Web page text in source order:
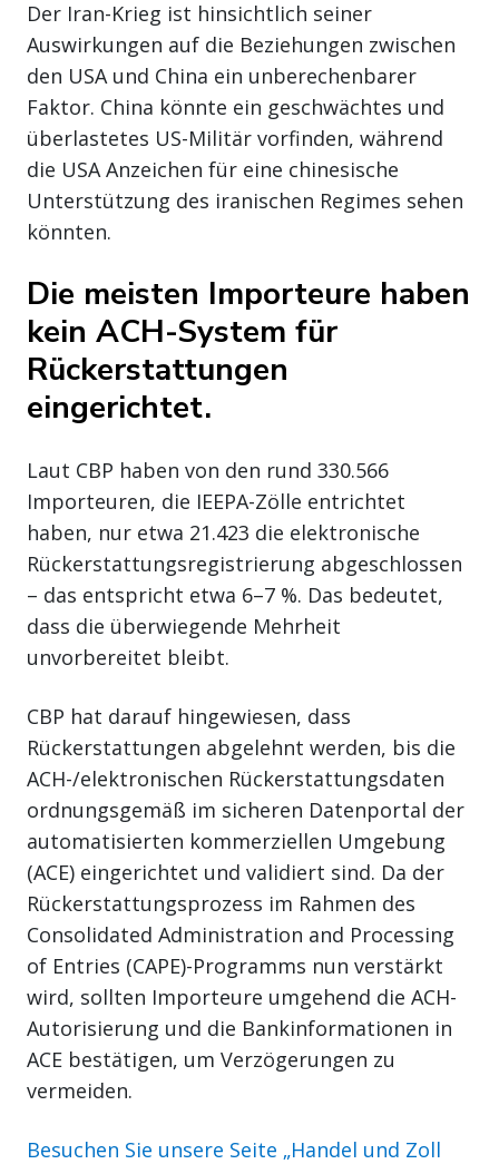
Der Iran-Krieg ist hinsichtlich seiner
Auswirkungen auf die Beziehungen zwischen
den USA und China ein unberechenbarer
Faktor. China könnte ein geschwächtes und
überlastetes US-Militär vorfinden, während
die USA Anzeichen für eine chinesische
Unterstützung des iranischen Regimes sehen
könnten.
Die meisten Importeure haben
kein ACH-System für
Rückerstattungen
eingerichtet.
Laut CBP haben von den rund 330.566
Importeuren, die IEEPA-Zölle entrichtet
haben, nur etwa 21.423 die elektronische
Rückerstattungsregistrierung abgeschlossen
– das entspricht etwa 6–7 %. Das bedeutet,
dass die überwiegende Mehrheit
unvorbereitet bleibt.
CBP hat darauf hingewiesen, dass
Rückerstattungen abgelehnt werden, bis die
ACH-/elektronischen Rückerstattungsdaten
ordnungsgemäß im sicheren Datenportal der
automatisierten kommerziellen Umgebung
(ACE) eingerichtet und validiert sind. Da der
Rückerstattungsprozess im Rahmen des
Consolidated Administration and Processing
of Entries (CAPE)-Programms nun verstärkt
wird, sollten Importeure umgehend die ACH-
Autorisierung und die Bankinformationen in
ACE bestätigen, um Verzögerungen zu
vermeiden.
Besuchen Sie unsere Seite „Handel und Zoll